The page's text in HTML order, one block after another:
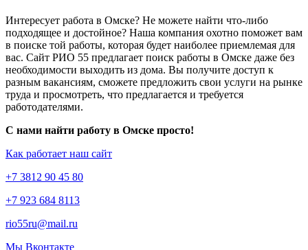
Интересует работа в Омске? Не можете найти что-либо
подходящее и достойное? Наша компания охотно поможет вам
в поиске той работы, которая будет наиболее приемлемая для
вас. Сайт РИО 55 предлагает поиск работы в Омске даже без
необходимости выходить из дома. Вы получите доступ к
разным вакансиям, сможете предложить свои услуги на рынке
труда и просмотреть, что предлагается и требуется
работодателями.
С нами найти работу в Омске просто!
Как работает наш сайт
+7 3812 90 45 80
+7 923 684 8113
rio55ru@mail.ru
Мы Вконтакте